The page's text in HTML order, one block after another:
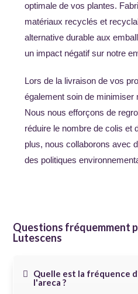
optimale de vos plantes.
matériaux recyclés et
alternative durable aux
un impact négatif sur notre
Lors de la livraison de vos
également soin de minimiser
Nous nous efforçons de
réduire le nombre de colis et
plus, nous collaborons avec
des politiques
Questions fréquemment
Lutescens
Quelle est la fréquence
l'areca ?